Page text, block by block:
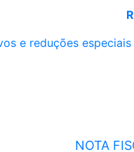
e reduções
NOTA